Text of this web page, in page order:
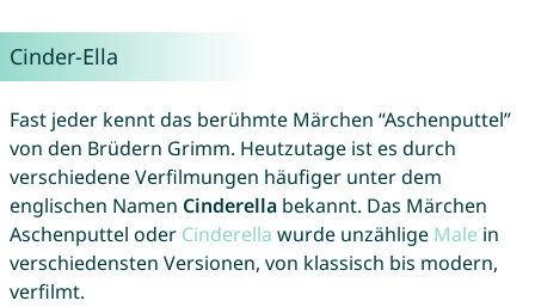
Cinder-Ella
Fast jeder kennt das berühmte Märchen “Aschenputtel”
von den Brüdern Grimm. Heutzutage ist es durch
verschiedene Verfilmungen häufiger unter dem
englischen Namen Cinderellabekannt. Das Märchen
Aschenputtel oder Cinderella wurde unzählige Male in
verschiedensten Versionen, von klassisch bis modern,
verfilmt.